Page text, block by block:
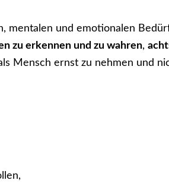
mentalen und emotionalen
zu erkennen und zu wahren,
Mensch ernst zu nehmen und